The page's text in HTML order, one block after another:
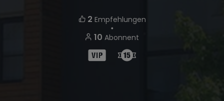
2 Empfehlungen
・
10 Abonnent